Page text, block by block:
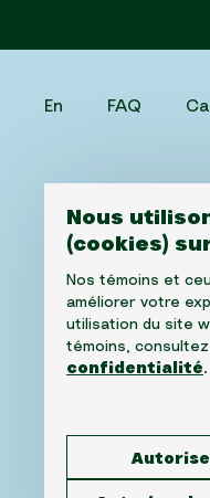
Nous
(cookies)
Nos témoins et
améliorer votre
utilisation du site
témoins,
confidentialité.
En FAQ
©2026 Fondation
1310, avenue